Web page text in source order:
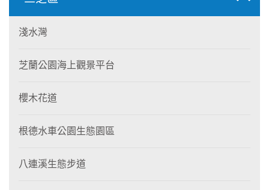
淺水灣
芝蘭公園海上觀景平台
櫻木花道
根德水車公園生態園區
八連溪生態步道